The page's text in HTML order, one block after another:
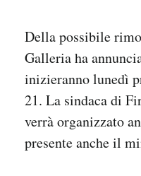
Della possibile
Galleria ha
inizieranno lunedì
21. La sindaca di
verrà organizzato
presente anche il